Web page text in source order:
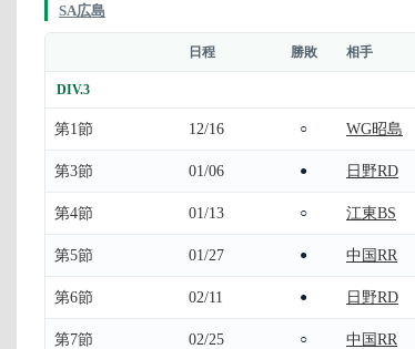
SA広島
日程 勝敗 相手
DIV.3
第1節 12/16 ○ WG昭島
第3節 01/06 ● 日野RD
第4節 01/13 ○ 江東BS
第5節 01/27 ● 中国RR
第6節 02/11 ● 日野RD
第7節 02/25 ○ 中国RR